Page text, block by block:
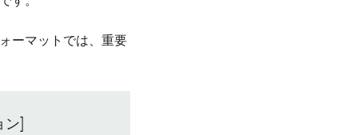
ーマットでは、重要
]